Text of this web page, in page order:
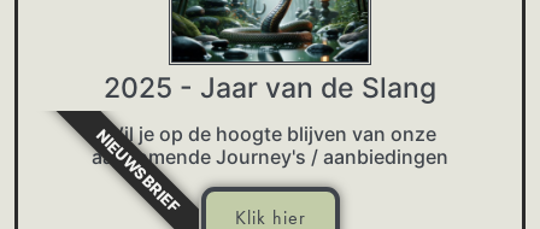
2025 - Jaar van de Slang
Wil je op de hoogte blijven van onze
aankomende Journey's / aanbiedingen
Klik hier
NIEUWSBRIEF